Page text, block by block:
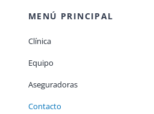
MENÚ PRINCIPAL
Clínica
Equipo
Aseguradoras
Contacto